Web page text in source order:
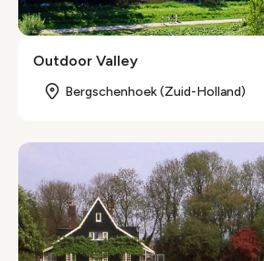
Outdoor Valley
Bergschenhoek (Zuid-Holland)